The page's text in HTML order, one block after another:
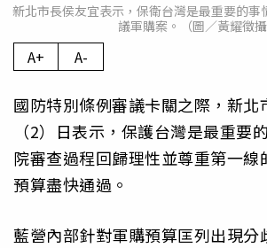
新北市長侯友宜表示，保衛台灣是最重要的事
議軍購案。（圖／黃耀徵攝
A+ A-
國防特別條例審議卡關之際，新北
（2）日表示，保護台灣是最重要
院審查過程回歸理性並尊重第一線
預算盡快通過。
藍營內部針對軍購預算匡列出現分